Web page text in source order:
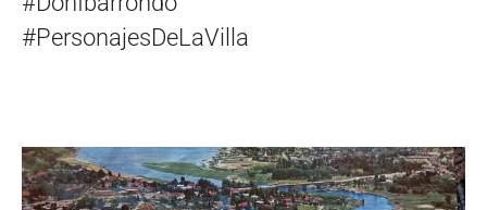
#PersonajesDeLaVilla